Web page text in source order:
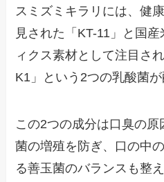
スミズミキラリには、健
見された「KT-11」と国
ィクス素材として注目さ
K1」という2つの乳酸菌が
この2つの成分は口臭の
菌の増殖を防ぎ、口の中
る善玉菌のバランスも整